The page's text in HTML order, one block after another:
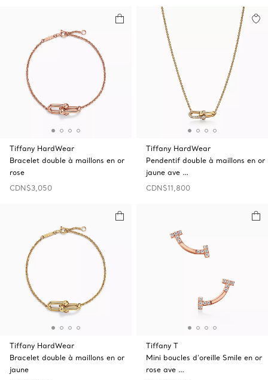
Tiffany HardWear
Bracelet double à maillons en or
rose
CDN$3,050
Tiffany HardWear
Pendentif double à maillons en or
jaune ave …
CDN$11,800
Tiffany HardWear
Bracelet double à maillons en or
jaune
Tiffany T
Mini boucles d’oreille Smile en or
rose ave …